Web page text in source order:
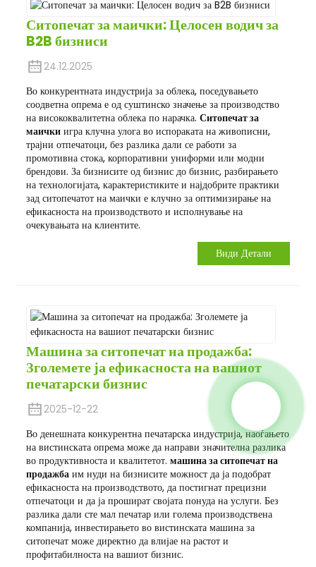
Ситопечат за маички: Целосен водич за
B2B бизниси
24.12.2025
Во конкурентната индустрија за облека, поседувањето
соодветна опрема е од суштинско значење за производство
на висококвалитетна облека по нарачка. Ситопечат за
маичкиигра клучна улога во испораката на живописни,
трајни отпечатоци, без разлика дали се работи за
промотивна стока, корпоративни униформи или модни
брендови. За бизнисите од бизнис до бизнис, разбирањето
на технологијата, карактеристиките и најдобрите практики
зад ситопечатот на маички е клучно за оптимизирање на
ефикасноста на производството и исполнување на
очекувањата на клиентите.
Види Детали
Машина за ситопечат на продажба:
Зголемете ја ефикасноста на вашиот
печатарски бизнис
2025-12-22
Во денешната конкурентна печатарска индустрија, наоѓањето
на вистинската опрема може да направи значителна разлика
во продуктивноста и квалитетот. машина за ситопечат на
продажбаим нуди на бизнисите можност да ја подобрат
ефикасноста на производството, да постигнат прецизни
отпечатоци и да ја прошират својата понуда на услуги. Без
разлика дали сте мал печатар или голема производствена
компанија, инвестирањето во вистинската машина за
ситопечат може директно да влијае на растот и
профитабилноста на вашиот бизнис.